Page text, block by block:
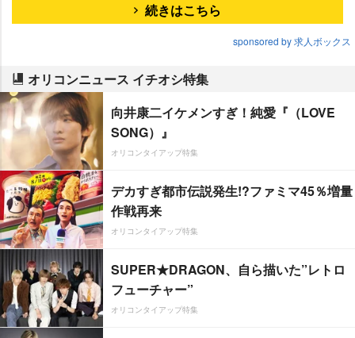
続きはこちら
sponsored by 求人ボックス
オリコンニュース イチオシ特集
向井康二イケメンすぎ！純愛『（LOVE
SONG）』
オリコンタイアップ特集
デカすぎ都市伝説発生!?ファミマ45％増量
作戦再来
オリコンタイアップ特集
SUPER★DRAGON、自ら描いた”レトロ
フューチャー”
オリコンタイアップ特集